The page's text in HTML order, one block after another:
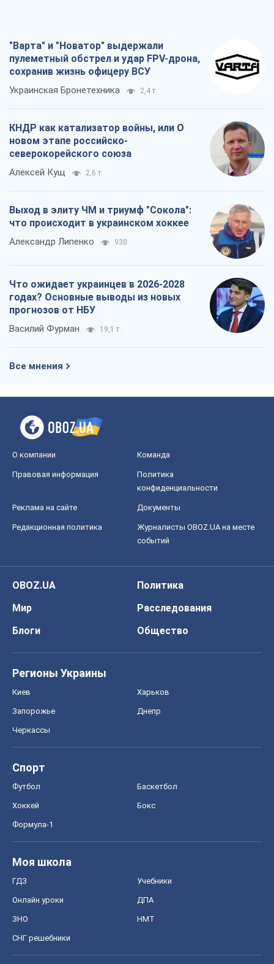
"Варта" и "Новатор" выдержали
пулеметный обстрел и удар FPV-дрона,
сохранив жизнь офицеру ВСУ
Украинская Бронетехника 2,4 т.
КНДР как катализатор войны, или О
новом этапе российско-
северокорейского союза
Алексей Кущ 2,6 т.
Выход в элиту ЧМ и триумф "Сокола":
что происходит в украинском хоккее
Александр Липенко 930
Что ожидает украинцев в 2026-2028
годах? Основные выводы из новых
прогнозов от НБУ
Василий Фурман 19,1 т.
Все мнения
О компании Команда
Правовая информация
Политика
конфиденциальности
Реклама на сайте Документы
Редакционная политика
Журналисты OBOZ.UA на месте
событий
OBOZ.UA
Политика
Мир
Расследования
Блоги
Общество
Регионы Украины
Киев Харьков
Запорожье Днепр
Черкассы
Спорт
Футбол Баскетбол
Хоккей Бокс
Формула-1
Моя школа
ГДЗ Учебники
Онлайн уроки ДПА
ЗНО НМТ
СНГ решебники